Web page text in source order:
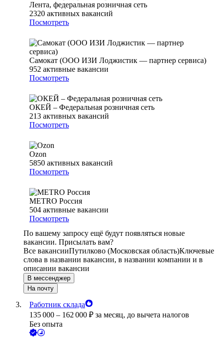
Лента, федеральная розничная сеть
2320 активных вакансий
Посмотреть
Самокат (ООО ИЗИ Лоджистик — партнер сервиса)
952 активные вакансии
Посмотреть
ОКЕЙ – Федеральная розничная сеть
213 активных вакансий
Посмотреть
Ozon
5850 активных вакансий
Посмотреть
METRO Россия
504 активные вакансии
Посмотреть
По вашему запросу ещё будут появляться новые
вакансии. Присылать вам?
Все вакансииПутилково (Московская область)Ключевые
слова в названии вакансии, в названии компании и в
описании вакансии
В мессенджер
На почту
Работник склада
135 000 – 162 000 ₽ за месяц, до вычета налогов
Без опыта